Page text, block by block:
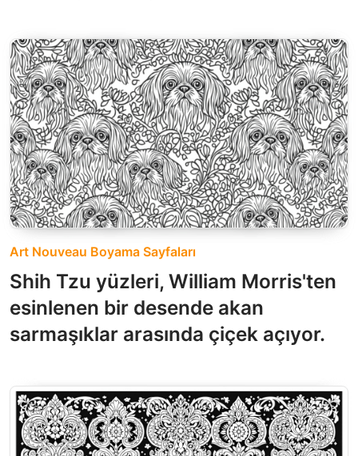
Art Nouveau Boyama Sayfaları
Shih Tzu yüzleri, William Morris'ten
esinlenen bir desende akan
sarmaşıklar arasında çiçek açıyor.